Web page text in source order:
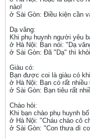
nào!
ở Sài Gòn: Điều kiện cần
Dạ vâng:
Khi phụ huynh người yêu
ở Hà Nội: Bạn nói: "Dạ
ở Sài Gòn: Đã "Dạ" thì
Giàu có:
Bạn được coi là giàu có
ở Hà Nội: Bạn có rất nhiều
ở Sài Gòn: Bạn tiêu rất
Chào hỏi:
Khi bạn chào phụ huynh
ở Hà Nội: "Cháu chào cô
ở Sài Gòn: "Con thưa dì